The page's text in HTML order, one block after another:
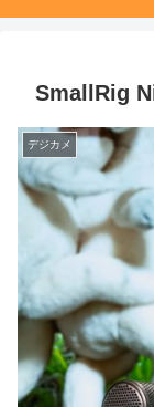
SmallRig
デジカメ